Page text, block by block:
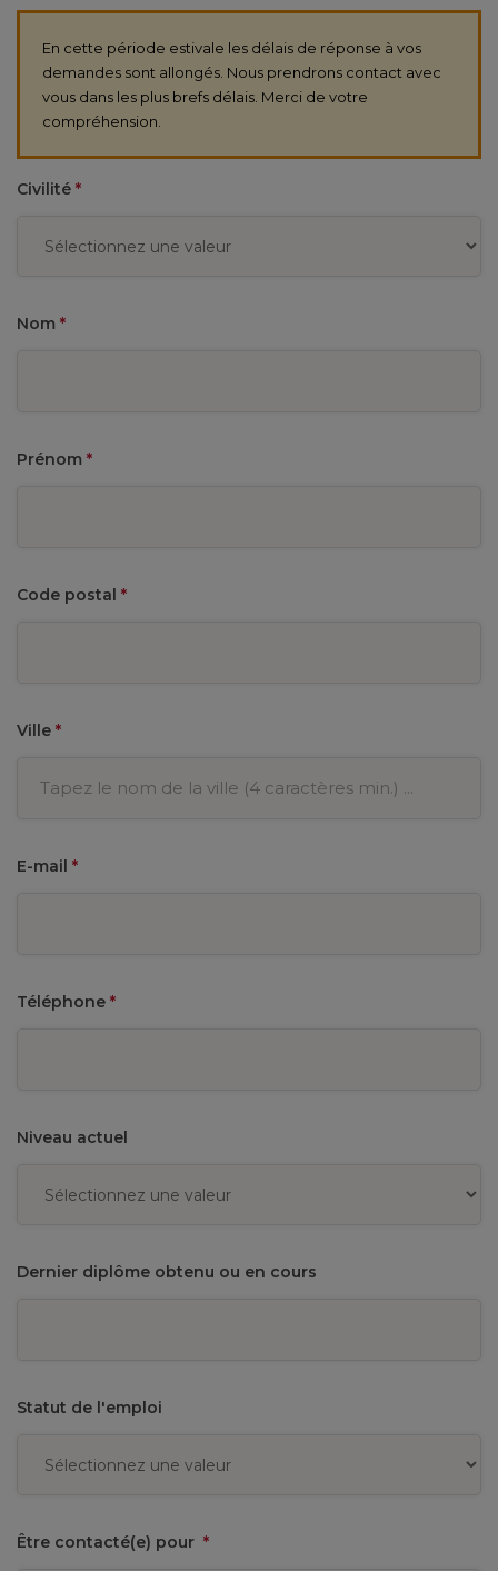
En cette période estivale les délais de réponse à vos
demandes sont allongés. Nous prendrons contact avec
vous dans les plus brefs délais. Merci de votre
compréhension.
Civilité *
Nom *
Prénom *
Code postal *
Ville *
E-mail *
Téléphone *
Niveau actuel
Dernier diplôme obtenu ou en cours
Statut de l'emploi
Être contacté(e) pour *